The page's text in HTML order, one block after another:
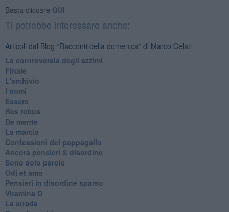
Basta cliccare QUI
Ti potrebbe interessare anche:
Articoli dal Blog “Racconti della domenica” di Marco Celati
La controversia degli azzimi
Finale
L'archivio
I nomi
Essere
Res rebus
De mente
La marcia
Confessioni del pappagallo
Ancora pensieri & disordine
Sono solo parole
Odi et amo
Pensieri in disordine sparso
Vitamina D
La strada